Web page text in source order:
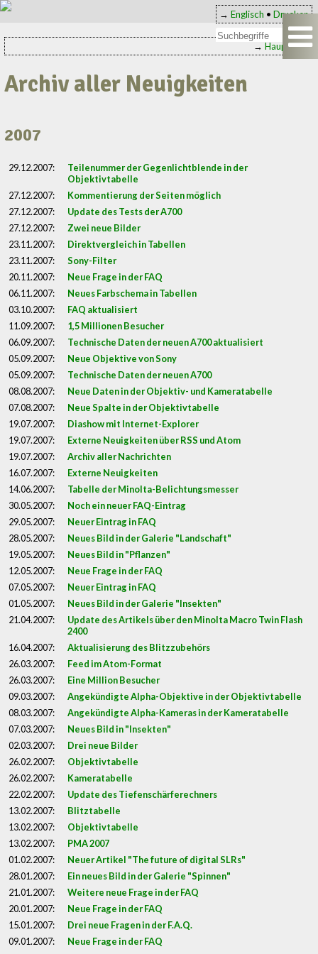
→ Englisch • Drucken
→ Hauptseite
Archiv aller Neuigkeiten
2007
29.12.2007:
Teilenummer der Gegenlichtblende in der
Objektivtabelle
27.12.2007:
Kommentierung der Seiten möglich
27.12.2007:
Update des Tests der A700
27.12.2007:
Zwei neue Bilder
23.11.2007:
Direktvergleich in Tabellen
23.11.2007:
Sony-Filter
20.11.2007:
Neue Frage in der FAQ
06.11.2007:
Neues Farbschema in Tabellen
03.10.2007:
FAQ aktualisiert
11.09.2007:
1,5 Millionen Besucher
06.09.2007:
Technische Daten der neuen A700 aktualisiert
05.09.2007:
Neue Objektive von Sony
05.09.2007:
Technische Daten der neuen A700
08.08.2007:
Neue Daten in der Objektiv- und Kameratabelle
07.08.2007:
Neue Spalte in der Objektivtabelle
19.07.2007:
Diashow mit Internet-Explorer
19.07.2007:
Externe Neuigkeiten über RSS und Atom
19.07.2007:
Archiv aller Nachrichten
16.07.2007:
Externe Neuigkeiten
14.06.2007:
Tabelle der Minolta-Belichtungsmesser
30.05.2007:
Noch ein neuer FAQ-Eintrag
29.05.2007:
Neuer Eintrag in FAQ
28.05.2007:
Neues Bild in der Galerie "Landschaft"
19.05.2007:
Neues Bild in "Pflanzen"
12.05.2007:
Neue Frage in der FAQ
07.05.2007:
Neuer Eintrag in FAQ
01.05.2007:
Neues Bild in der Galerie "Insekten"
21.04.2007:
Update des Artikels über den Minolta Macro Twin Flash
2400
16.04.2007:
Aktualisierung des Blitzzubehörs
26.03.2007:
Feed im Atom-Format
26.03.2007:
Eine Million Besucher
09.03.2007:
Angekündigte Alpha-Objektive in der Objektivtabelle
08.03.2007:
Angekündigte Alpha-Kameras in der Kameratabelle
07.03.2007:
Neues Bild in "Insekten"
02.03.2007:
Drei neue Bilder
26.02.2007:
Objektivtabelle
26.02.2007:
Kameratabelle
22.02.2007:
Update des Tiefenschärferechners
13.02.2007:
Blitztabelle
13.02.2007:
Objektivtabelle
13.02.2007:
PMA 2007
01.02.2007:
Neuer Artikel "The future of digital SLRs"
28.01.2007:
Ein neues Bild in der Galerie "Spinnen"
21.01.2007:
Weitere neue Frage in der FAQ
20.01.2007:
Neue Frage in der FAQ
15.01.2007:
Drei neue Fragen in der F.A.Q.
09.01.2007:
Neue Frage in der FAQ